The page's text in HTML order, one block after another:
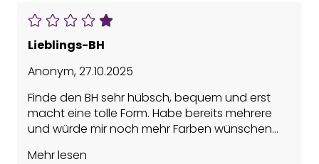
Lieblings-BH
Anonym,27.10.2025
Finde den BH sehr hübsch, bequem und erst
macht eine tolle Form. Habe bereits mehrere
und würde mir noch mehr Farben wünschen
Mehr lesen